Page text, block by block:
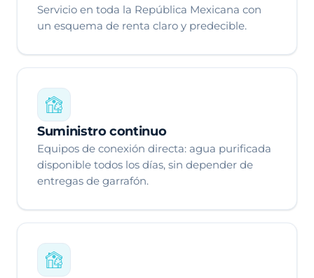
Servicio en toda la República Mexicana con
un esquema de renta claro y predecible.
Suministro continuo
Equipos de conexión directa: agua purificada
disponible todos los días, sin depender de
entregas de garrafón.